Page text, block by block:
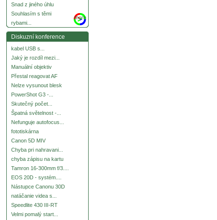
Snad z jiného úhlu
Souhlasím s těmi
rybami...
more
Diskuzní konference
kabel USB s...
Jaký je rozdíl mezi...
Manuální objektiv
Přestal reagovat AF
Nelze vysunout blesk
PowerShot G3 -...
Skutečný počet...
Špatná světelnost -...
Nefunguje autofocus...
fototiskárna
Canon 5D MIV
Chyba pri nahravani...
chyba zápisu na kartu
Tamron 16-300mm f/3....
EOS 20D - systém....
Nástupce Canonu 30D
natáčanie videa s...
Speedlite 430 III-RT
Velmi pomalý start...